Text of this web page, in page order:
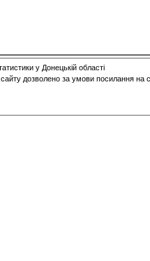
у Донецькій області
дозволено за умови посилання на